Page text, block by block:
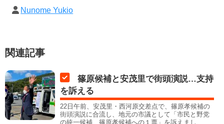
Nunome Yukio
関連記事
篠原候補と安茂里で街頭演説…支持
を訴える
22日午前、安茂里・西河原交差点で、篠原孝候補の
街頭演説に合流し、地元の市議として「市民と野党
の統一候補、篠原孝候補への１票」を訴えまし